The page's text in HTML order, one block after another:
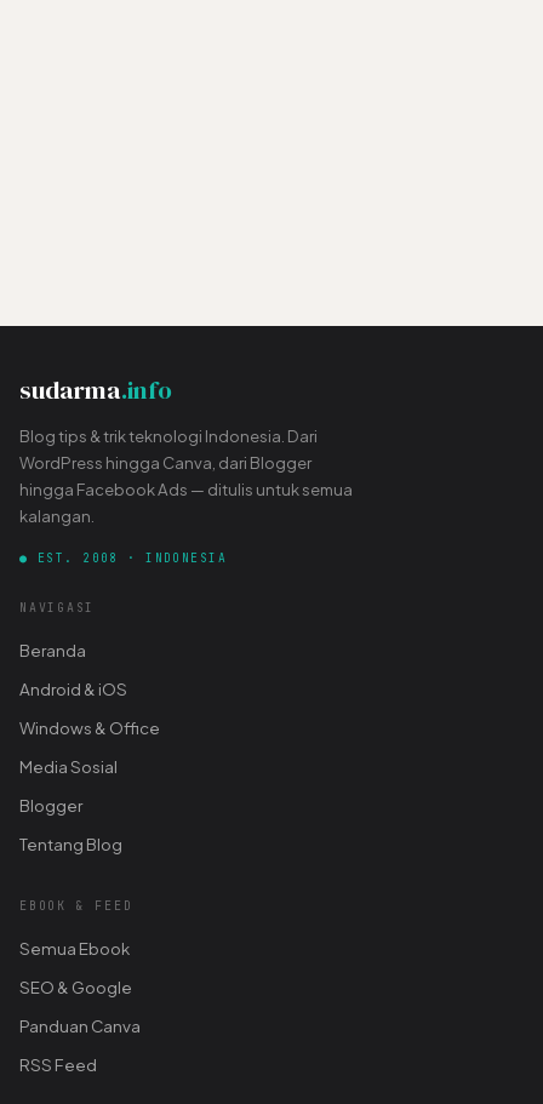
sudarma.info
Blog tips & trik teknologi Indonesia. Dari
WordPress hingga Canva, dari Blogger
hingga Facebook Ads — ditulis untuk semua
kalangan.
● EST. 2008 · INDONESIA
NAVIGASI
Beranda
Android & iOS
Windows & Office
Media Sosial
Blogger
Tentang Blog
EBOOK & FEED
Semua Ebook
SEO & Google
Panduan Canva
RSS Feed